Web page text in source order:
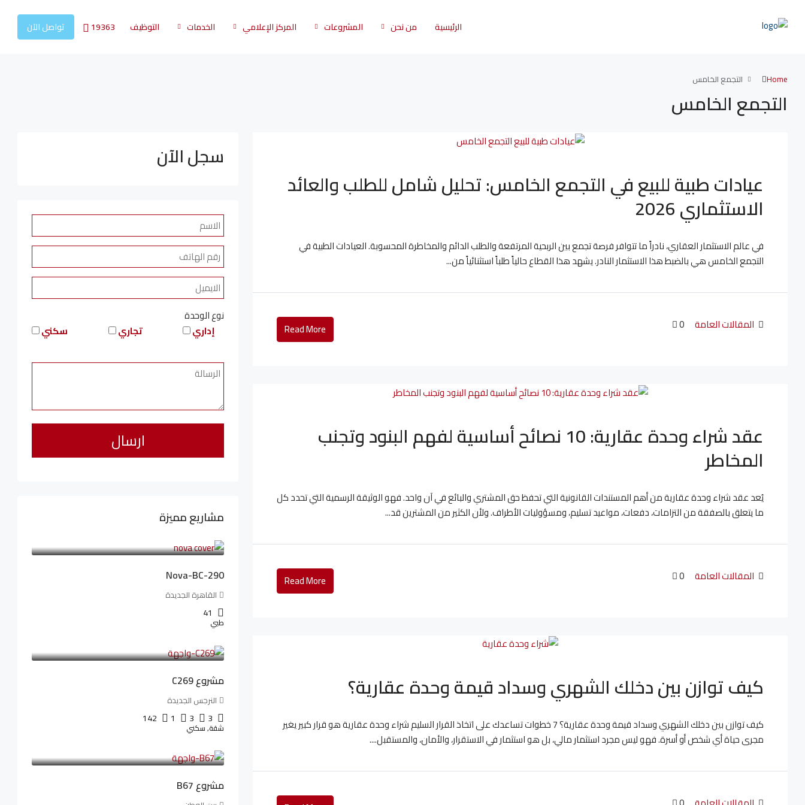
الرئيسية من نحن المشروعات المركز الإعلامي الخدمات التوظيف 19363 تواصل الآن
Home التجمع الخامس
التجمع الخامس
عيادات طبية للبيع في التجمع الخامس: تحليل شامل للطلب والعائد
الاستثماري 2026
في عالم الاستثمار العقاري، نادراً ما تتوافر فرصة تجمع بين الربحية المرتفعة والطلب الدائم والمخاطرة المحسوبة. العيادات الطبية في
التجمع الخامس هي بالضبط هذا الاستثمار النادر. يشهد هذا القطاع حالياً طلباً استثنائياً من...
المقالات العامة 0
Read More
عقد شراء وحدة عقارية: 10 نصائح أساسية لفهم البنود وتجنب
المخاطر
يُعد عقد شراء وحدة عقارية من أهم المستندات القانونية التي تحفظ حق المشتري والبائع في آن واحد. فهو الوثيقة الرسمية التي تحدد كل
ما يتعلق بالصفقة من التزامات، دفعات، مواعيد تسليم، ومسؤوليات الأطراف. ولأن الكثير من المشترين قد...
المقالات العامة 0
Read More
كيف توازن بين دخلك الشهري وسداد قيمة وحدة عقارية؟
كيف توازن بين دخلك الشهري وسداد قيمة وحدة عقارية؟ 7 خطوات تساعدك على اتخاذ القرار السليم شراء وحدة عقارية هو قرار كبير يغير
مجرى حياة أي شخص أو أسرة. فهو ليس مجرد استثمار مالي، بل هو استثمار في الاستقرار، والأمان، والمستقبل....
سجل الآن
نوع الوحدة
سكني
تجاري إداري
مشاريع مميزة
Nova-BC-290
القاهرة الجديدة
41
طبي
مشروع C269
النرجس الجديدة
3
3
1
142
شقة, سكني
مشروع B67